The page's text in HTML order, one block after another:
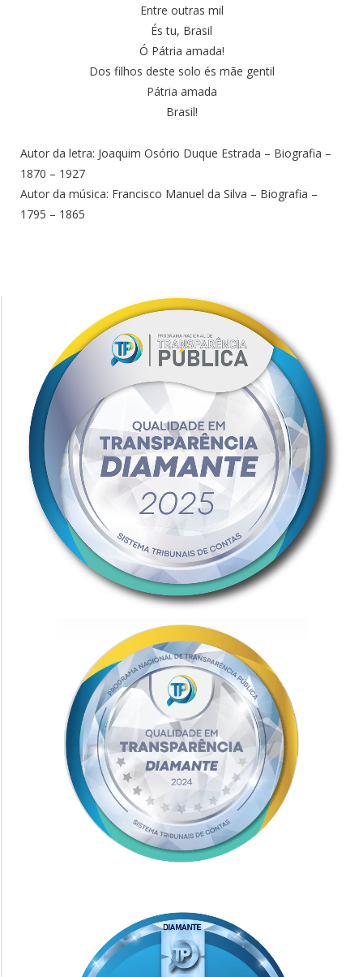
Entre outras mil
És tu, Brasil
Ó Pátria amada!
Dos filhos deste solo és mãe gentil
Pátria amada
Brasil!
Autor da letra: Joaquim Osório Duque Estrada – Biografia –
1870 – 1927
Autor da música: Francisco Manuel da Silva – Biografia –
1795 – 1865